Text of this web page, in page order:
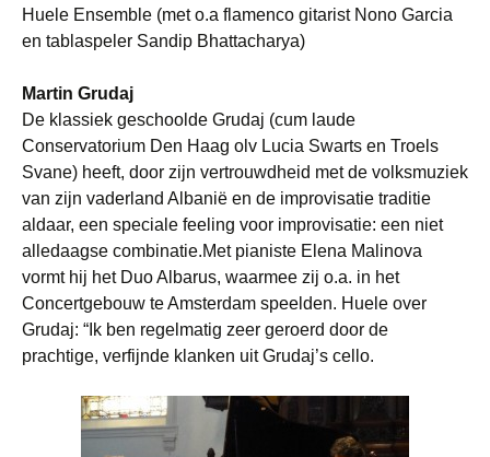
Huele Ensemble (met o.a flamenco gitarist Nono Garcia
en tablaspeler Sandip Bhattacharya)
Martin Grudaj
De klassiek geschoolde Grudaj (cum laude
Conservatorium Den Haag olv Lucia Swarts en Troels
Svane) heeft, door zijn vertrouwdheid met de volksmuziek
van zijn vaderland Albanië en de improvisatie traditie
aldaar, een speciale feeling voor improvisatie: een niet
alledaagse combinatie.Met pianiste Elena Malinova
vormt hij het Duo Albarus, waarmee zij o.a. in het
Concertgebouw te Amsterdam speelden. Huele over
Grudaj: “Ik ben regelmatig zeer geroerd door de
prachtige, verfijnde klanken uit Grudaj’s cello.